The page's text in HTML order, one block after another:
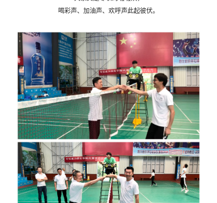
喝彩声、加油声、欢呼声此起彼伏。